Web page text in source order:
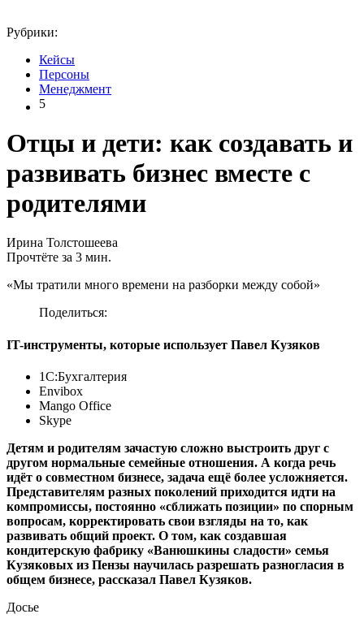
Рубрики:
Кейсы
Персоны
Менеджмент
5
Отцы и дети: как создавать и
развивать бизнес вместе с
родителями
Ирина Толстошеева
Прочтёте за 3 мин.
«Мы тратили много времени на разборки между собой»
Поделиться:
IT-инструменты, которые использует Павел Кузяков
1С:Бухгалтерия
Envibox
Mango Office
Skype
Детям и родителям зачастую сложно выстроить друг с
другом нормальные семейные отношения. А когда речь
идёт о совместном бизнесе, задача ещё более усложняется.
Представителям разных поколений приходится идти на
компромиссы, постоянно «сближать позиции» по спорным
вопросам, корректировать свои взгляды на то, как
развивать общий проект. О том, как создавшая
кондитерскую фабрику «Ванюшкины сладости» семья
Кузяковых из Пензы научилась разрешать разногласия в
общем бизнесе, рассказал Павел Кузяков.
Досье